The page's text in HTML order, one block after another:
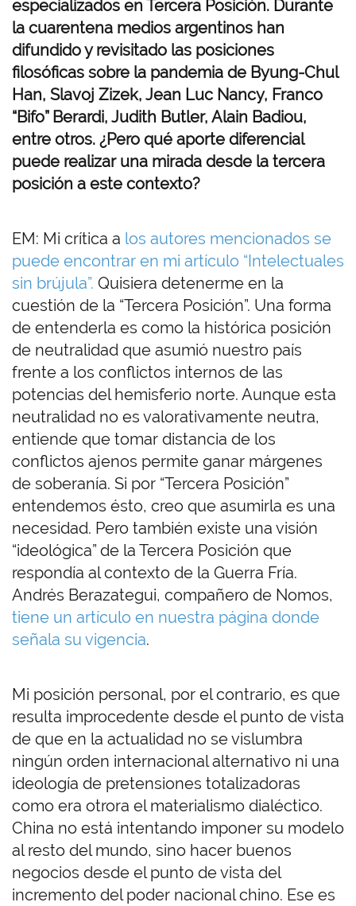
especializados en Tercera Posición. Durante
la cuarentena medios argentinos han
difundido y revisitado las posiciones
filosóficas sobre la pandemia de Byung-Chul
Han, Slavoj Zizek, Jean Luc Nancy, Franco
“Bifo” Berardi, Judith Butler, Alain Badiou,
entre otros. ¿Pero qué aporte diferencial
puede realizar una mirada desde la tercera
posición a este contexto?
EM: Mi crítica a los autores mencionados se
puede encontrar en mi artículo “Intelectuales
sin brújula”. Quisiera detenerme en la
cuestión de la “Tercera Posición”. Una forma
de entenderla es como la histórica posición
de neutralidad que asumió nuestro país
frente a los conflictos internos de las
potencias del hemisferio norte. Aunque esta
neutralidad no es valorativamente neutra,
entiende que tomar distancia de los
conflictos ajenos permite ganar márgenes
de soberanía. Si por “Tercera Posición”
entendemos ésto, creo que asumirla es una
necesidad. Pero también existe una visión
“ideológica” de la Tercera Posición que
respondía al contexto de la Guerra Fría.
Andrés Berazategui, compañero de Nomos,
tiene un artículo en nuestra página donde
señala su vigencia.
Mi posición personal, por el contrario, es que
resulta improcedente desde el punto de vista
de que en la actualidad no se vislumbra
ningún orden internacional alternativo ni una
ideología de pretensiones totalizadoras
como era otrora el materialismo dialéctico.
China no está intentando imponer su modelo
al resto del mundo, sino hacer buenos
negocios desde el punto de vista del
incremento del poder nacional chino. Ese es